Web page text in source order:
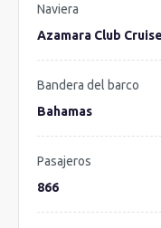
Naviera
Azamara Club
Bandera del barco
Bahamas
Pasajeros
866